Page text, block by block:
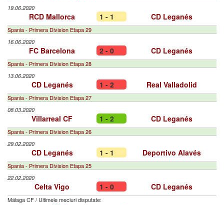
19.06.2020
RCD Mallorca 1 - 1 CD Leganés
Spania - Primera Division Etapa 29
16.06.2020
FC Barcelona 2 - 0 CD Leganés
Spania - Primera Division Etapa 28
13.06.2020
CD Leganés 1 - 2 Real Valladolid
Spania - Primera Division Etapa 27
08.03.2020
Villarreal CF 1 - 2 CD Leganés
Spania - Primera Division Etapa 26
29.02.2020
CD Leganés 1 - 1 Deportivo Alavés
Spania - Primera Division Etapa 25
22.02.2020
Celta Vigo 1 - 0 CD Leganés
Málaga CF/ Ultimele meciuri disputate: